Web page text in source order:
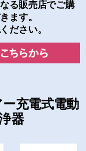
る販売店でご購
ます。
ださい。
充電式電動
器